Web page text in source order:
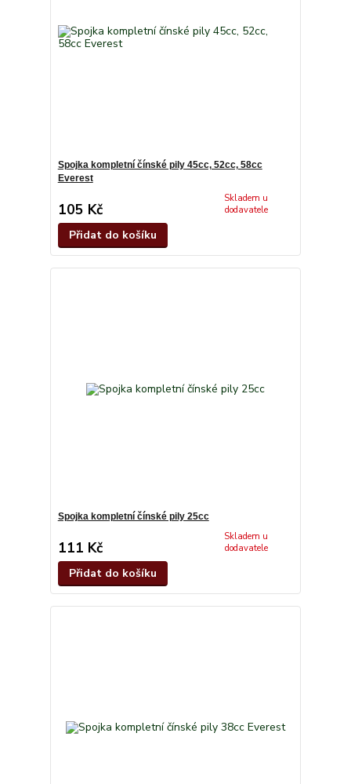
Spojka kompletní čínské pily 45cc, 52cc, 58cc
Everest
105 Kč
Skladem u
dodavatele
Přidat do košíku
Spojka kompletní čínské pily 25cc
111 Kč
Skladem u
dodavatele
Přidat do košíku